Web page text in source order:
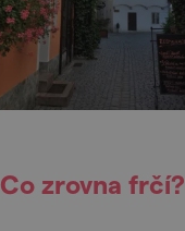
Co zrovna frčí?